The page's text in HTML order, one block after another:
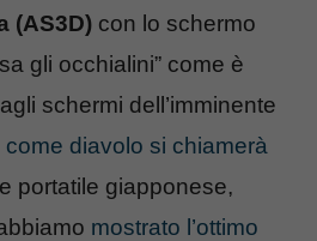
(AS3D) con lo schermo
gli occhialini” come è
schermi dell’imminente
diavolo si chiamerà
portatile giapponese,
mostrato l’ottimo